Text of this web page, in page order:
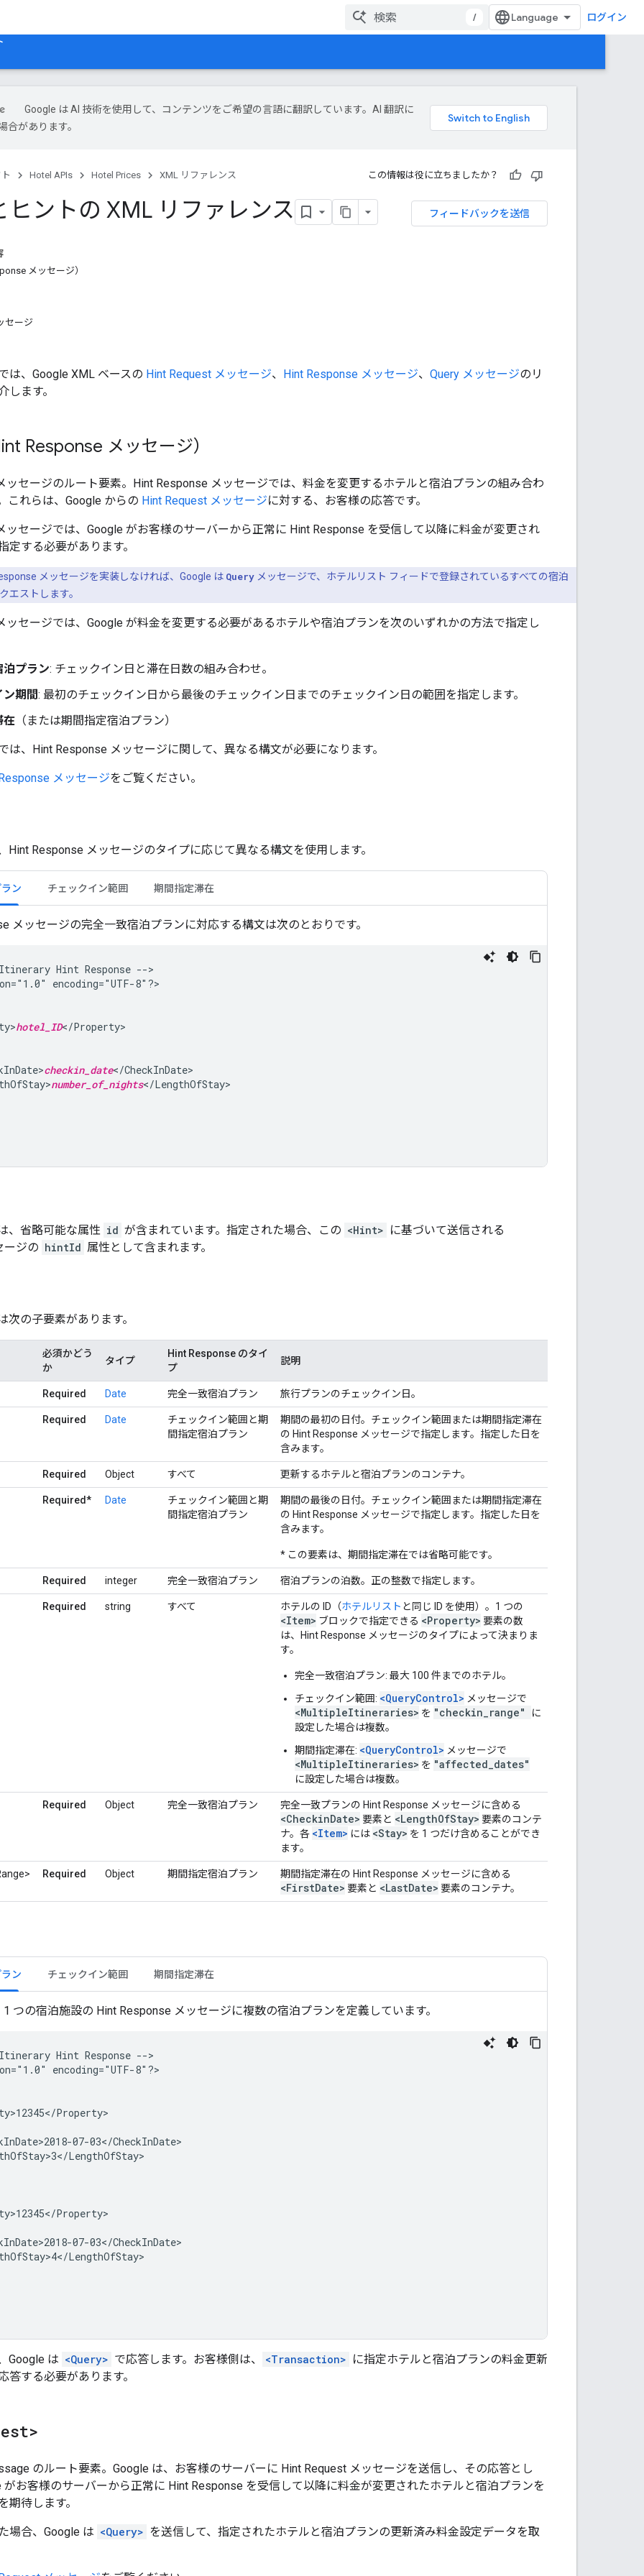
/ ログイン
Google は AI 技術を使用して、コンテンツをご希望の言語に翻訳しています。AI 翻訳に
合があります。
Hotel APIs Hotel Prices XML リファレンス この情報は役に立ちましたか？
フィードバックを送信
ヒントの XML リファレンス
メッセージ）
セージ
は、Google XML ベースの Hint Request メッセージ、 Hint Response メッセージ、 Query メッセージのリ
します。
Response メッセージ）
ッセージのルート要素。Hint Response メッセージでは、料金を変更するホテルと宿泊プランの組み合わ
これらは、Google からの Hint Request メッセージに対する、お客様の応答です。
ッセージでは、Google がお客様のサーバーから正常に Hint Response を受信して以降に料金が変更され
定する必要があります。
メッセージを実装しなければ、Google は Query メッセージで、ホテルリスト フィードで登録されているすべての宿泊
エストします。
ッセージでは、Google が料金を変更する必要があるホテルや宿泊プランを次のいずれかの方法で指定し
泊プラン: チェックイン日と滞在日数の組み合わせ。
ン期間: 最初のチェックイン日から最後のチェックイン日までのチェックイン日の範囲を指定します。
在 （または期間指定宿泊プラン）
は、Hint Response メッセージに関して、異なる構文が必要になります。
メッセージをご覧ください。
Hint Response メッセージのタイプに応じて異なる構文を使用します。
ン チェックイン範囲 期間指定滞在
メッセージの完全一致宿泊プランに対応する構文は次のとおりです。
Itinerary Hint Response -->
encoding="UTF-8"?>
hotel_ID
checkin_date
number_of_nights
、省略可能な属性 id が含まれています。指定された場合、この <Hint> に基づいて送信される
ージの hintId 属性として含まれます。
次の子要素があります。
必須かどう
か
タイプ
Hint Response のタイ
プ
説明
Required Date 完全一致宿泊プラン 旅行プランのチェックイン日。
Required Date
チェックイン範囲と期
間指定宿泊プラン
期間の最初の日付。チェックイン範囲または期間指定滞在
の Hint Response メッセージで指定します。指定した日を
含みます。
Required Object すべて 更新するホテルと宿泊プランのコンテナ。
Required* Date
チェックイン範囲と期
間指定宿泊プラン
期間の最後の日付。チェックイン範囲または期間指定滞在
の Hint Response メッセージで指定します。指定した日を
含みます。
* この要素は、期間指定滞在では省略可能です。
Required integer 完全一致宿泊プラン 宿泊プランの泊数。正の整数で指定します。
Required string すべて ホテルの ID（ホテルリスト と同じ ID を使用）。1 つの
<Item> ブロックで指定できる <Property> 要素の数
は、Hint Response メッセージのタイプによって決まりま
す。
完全一致宿泊プラン: 最大 100 件までのホテル。
チェックイン範囲: <QueryControl> メッセージで
<MultipleItineraries> を "checkin_range"
に
設定した場合は複数。
期間指定滞在: <QueryControl> メッセージで
<MultipleItineraries> を "affected_dates"
に設定した場合は複数。
Required Object 完全一致宿泊プラン 完全一致プランの Hint Response メッセージに含める
<CheckinDate> 要素と <LengthOfStay> 要素のコンテ
ナ。各 <Item> には <Stay> を 1 つだけ含めることができ
ます。
Required Object 期間指定宿泊プラン 期間指定滞在の Hint Response メッセージに含める
<FirstDate> 要素と <LastDate> 要素のコンテナ。
ン チェックイン範囲 期間指定滞在
1 つの宿泊施設の Hint Response メッセージに複数の宿泊プランを定義しています。
Itinerary Hint Response -->
encoding="UTF-8"?>
Google は <Query> で応答します。お客様側は、 <Transaction> に指定ホテルと宿泊プランの料金更新
答する必要があります。
のルート要素。Google は、お客様のサーバーに Hint Request メッセージを送信し、その応答とし
がお客様のサーバーから正常に Hint Response を受信して以降に料金が変更されたホテルと宿泊プランを
期待します。
場合、Google は <Query> を送信して、指定されたホテルと宿泊プランの更新済み料金設定データを取